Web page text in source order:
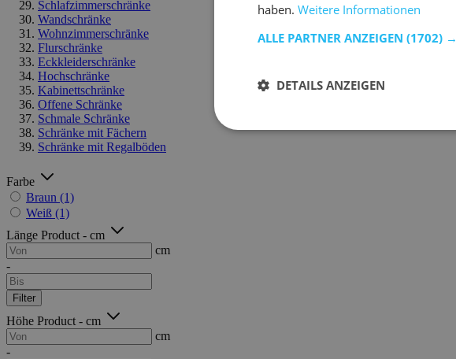
Schlafzimmerschränke
Wandschränke
Wohnzimmerschränke
Flurschränke
Eckkleiderschränke
Hochschränke
Kabinettschränke
Offene Schränke
Schmale Schränke
Schränke mit Fächern
Schränke mit Regalböden
Farbe
Braun (1)
Weiß (1)
Länge Product - cm
cm
-
Filter
Höhe Product - cm
cm
-
haben. Weitere Informationen
ALLE PARTNER ANZEIGEN (1702) →
DETAILS ANZEIGEN